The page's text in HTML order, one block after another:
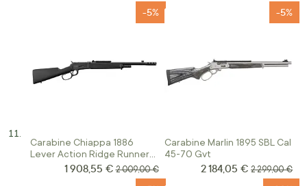
Carabine Chiappa 1886
Lever Action Ridge Runner
Calibre 45.70
-5%
Prix Spécial
1 908,55 € Prix normal
2 009,00 €
Carabine Marlin 1895 SBL Cal
45-70 Gvt
-5%
Prix Spécial
2 184,05 € Prix normal
2 299,00 €